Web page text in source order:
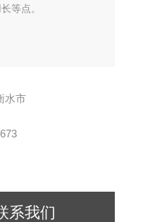
等点。
水市
系我们